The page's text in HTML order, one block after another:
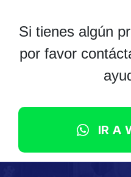
Si tienes algún
por favor
IR A